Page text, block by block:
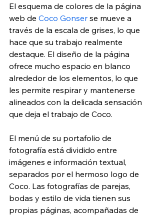
El esquema de colores de la página
web de Coco Gonser se mueve a
través de la escala de grises, lo que
hace que su trabajo realmente
destaque. El diseño de la página
ofrece mucho espacio en blanco
alrededor de los elementos, lo que
les permite respirar y mantenerse
alineados con la delicada sensación
que deja el trabajo de Coco.
El menú de su portafolio de
fotografía está dividido entre
imágenes e información textual,
separados por el hermoso logo de
Coco. Las fotografías de parejas,
bodas y estilo de vida tienen sus
propias páginas, acompañadas de